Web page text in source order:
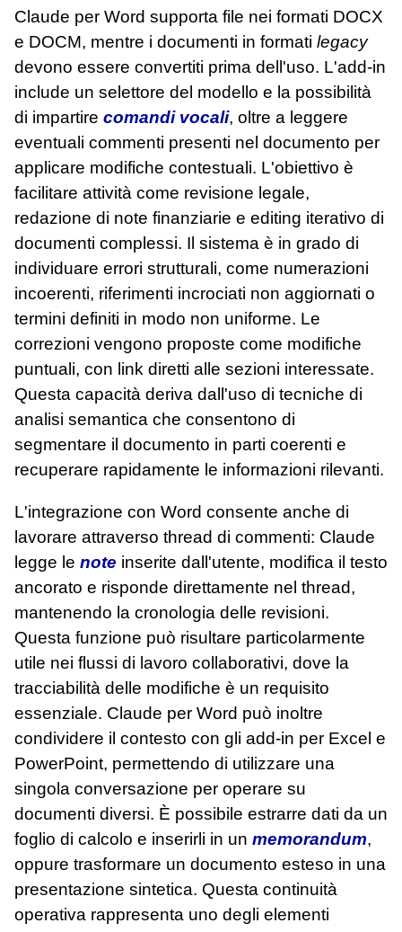
Claude per Word supporta file nei formati DOCX
e DOCM, mentre i documenti in formati legacy
devono essere convertiti prima dell'uso. L'add-in
include un selettore del modello e la possibilità
di impartire comandi vocali, oltre a leggere
eventuali commenti presenti nel documento per
applicare modifiche contestuali. L'obiettivo è
facilitare attività come revisione legale,
redazione di note finanziarie e editing iterativo di
documenti complessi. Il sistema è in grado di
individuare errori strutturali, come numerazioni
incoerenti, riferimenti incrociati non aggiornati o
termini definiti in modo non uniforme. Le
correzioni vengono proposte come modifiche
puntuali, con link diretti alle sezioni interessate.
Questa capacità deriva dall'uso di tecniche di
analisi semantica che consentono di
segmentare il documento in parti coerenti e
recuperare rapidamente le informazioni rilevanti.
L'integrazione con Word consente anche di
lavorare attraverso thread di commenti: Claude
legge le note inserite dall'utente, modifica il testo
ancorato e risponde direttamente nel thread,
mantenendo la cronologia delle revisioni.
Questa funzione può risultare particolarmente
utile nei flussi di lavoro collaborativi, dove la
tracciabilità delle modifiche è un requisito
essenziale. Claude per Word può inoltre
condividere il contesto con gli add-in per Excel e
PowerPoint, permettendo di utilizzare una
singola conversazione per operare su
documenti diversi. È possibile estrarre dati da un
foglio di calcolo e inserirli in un memorandum,
oppure trasformare un documento esteso in una
presentazione sintetica. Questa continuità
operativa rappresenta uno degli elementi